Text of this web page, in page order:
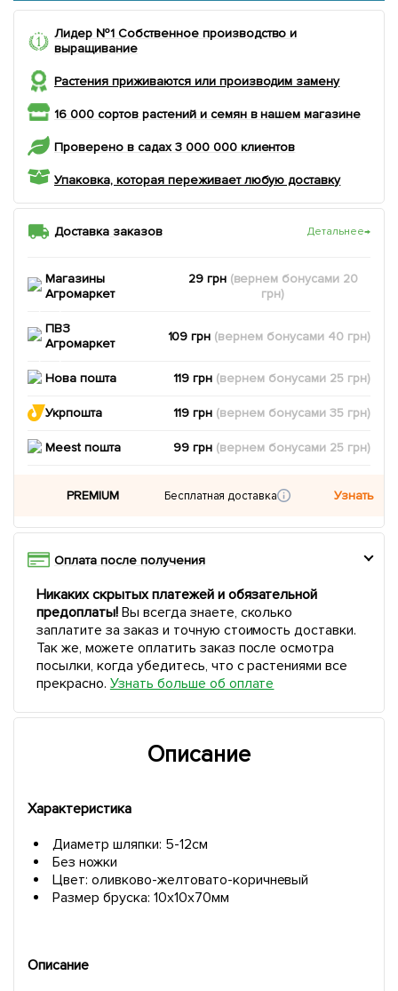
Лидер №1 Собственное производство и
выращивание
Растения приживаются или производим замену
16 000 сортов растений и семян в нашем магазине
Проверено в садах 3 000 000 клиентов
Упаковка, которая переживает любую доставку
Доставка заказов Детальнее→
Магазины
Агромаркет
29 грн (вернем бонусами 20
грн)
ПВЗ
Агромаркет
109 грн (вернем бонусами 40 грн)
Нова пошта 119 грн (вернем бонусами 25 грн)
Укрпошта 119 грн (вернем бонусами35 грн)
Meest пошта 99 грн (вернем бонусами 25 грн)
PREMIUM Бесплатная доставка Узнать
Оплата после получения
Никаких скрытых платежей и обязательной
предоплаты!Вы всегда знаете, сколько
заплатите за заказ и точную стоимость доставки.
Так же, можете оплатить заказ после осмотра
посылки, когда убедитесь, что с растениями все
прекрасно. Узнать больше об оплате
Описание
Характеристика
Диаметр шляпки: 5-12см
Без ножки
Цвет: оливково-желтовато-коричневый
Размер бруска: 10х10х70мм
Описание